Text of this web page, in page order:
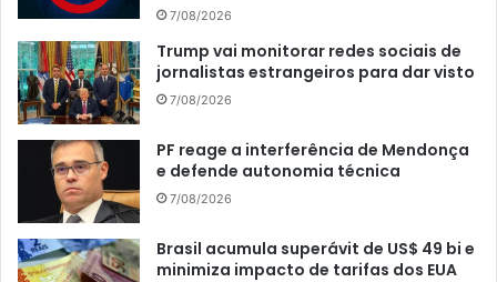
7/08/2026
Trump vai monitorar redes sociais de
jornalistas estrangeiros para dar visto
7/08/2026
PF reage a interferência de Mendonça
e defende autonomia técnica
7/08/2026
Brasil acumula superávit de US$ 49 bi e
minimiza impacto de tarifas dos EUA